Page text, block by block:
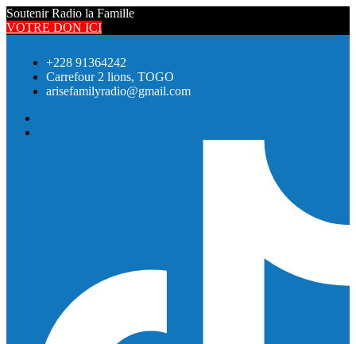
Soutenir Radio la Famille
VOTRE DON ICI
+228 91364242
Carrefour 2 lions, TOGO
arisefamilyradio@gmail.com